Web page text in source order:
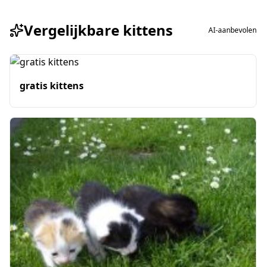
Vergelijkbare kittens AI-aanbevolen
gratis kittens